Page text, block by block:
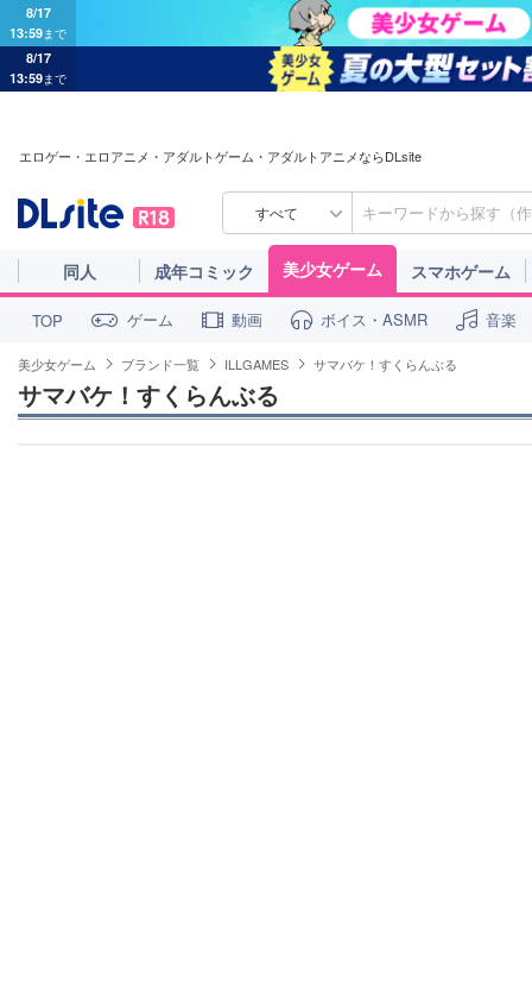
8/17
13:59まで
8/17
13:59まで
エロゲー・エロアニメ・アダルトゲーム・アダルトアニメならDLsite
すべて
同人 成年コミック 美少女ゲーム スマホゲーム
TOP ゲーム 動画 ボイス・ASMR 音楽
美少女ゲーム ブランド一覧 ILLGAMES サマバケ！すくらんぶる
サマバケ！すくらんぶる